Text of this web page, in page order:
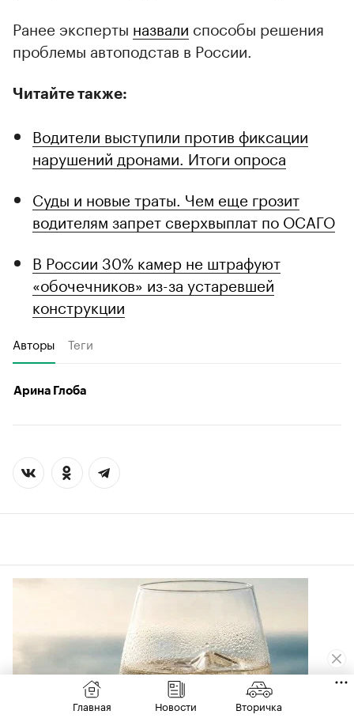
Ранее эксперты назвали способы решения
проблемы автоподстав в России.
Читайте также:
Водители выступили против фиксации
нарушений дронами. Итоги опроса
Суды и новые траты. Чем еще грозит
водителям запрет сверхвыплат по ОСАГО
В России 30% камер не штрафуют
«обочечников» из-за устаревшей
конструкции
Авторы Теги
Арина Глоба
Главная Новости Вторичка